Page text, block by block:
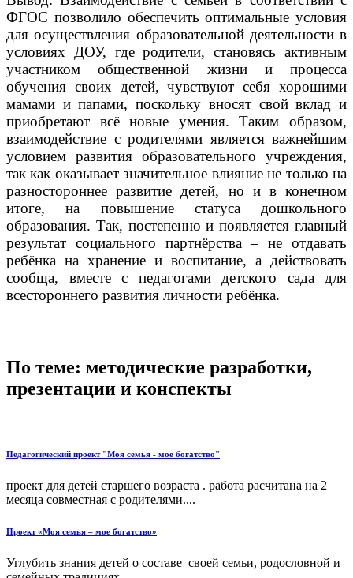
ФГОС позволило обеспечить оптимальные условия
для осуществления образовательной деятельности в
условиях ДОУ, где родители, становясь активным
участником общественной жизни и процесса
обучения своих детей, чувствуют себя хорошими
мамами и папами, поскольку вносят свой вклад и
приобретают всё новые умения. Таким образом,
взаимодействие с родителями является важнейшим
условием развития образовательного учреждения,
так как оказывает значительное влияние не только на
разностороннее развитие детей, но и в конечном
итоге, на повышение статуса дошкольного
образования. Так, постепенно и появляется главный
результат социального партнёрства – не отдавать
ребёнка на хранение и воспитание, а действовать
сообща, вместе с педагогами детского сада для
всестороннего развития личности ребёнка.
По теме: методические разработки,
презентации и конспекты
Педагогический проект "Моя семья - мое богатство"
проект для детей старшего возраста . работа расчитана на 2
месяца совместная с родителями....
Проект «Моя семья – мое богатство»
Углубить знания детей о составе своей семьи, родословной и